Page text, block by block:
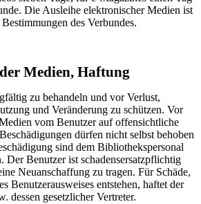
Die Ausleihe elektronischer Medien ist
des Verbundes.
Medien, Haftung
zu behandeln und vor Verlust,
und Veränderung zu schützen. Vor
vom Benutzer auf offensichtliche
dürfen nicht selbst behoben
sind dem Bibliothekspersonal
Der Benutzer ist schadensersatzpflichtig
Neuanschaffung zu tragen. Für Schäde,
Benutzerausweises entstehen, haftet der
dessen gesetzlicher Vertreter.